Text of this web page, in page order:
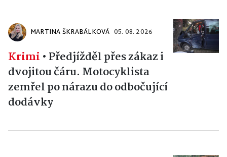
MARTINA ŠKRABÁLKOVÁ 05. 08. 2026
Krimi • Předjížděl přes zákaz i
dvojitou čáru. Motocyklista
zemřel po nárazu do odbočující
dodávky